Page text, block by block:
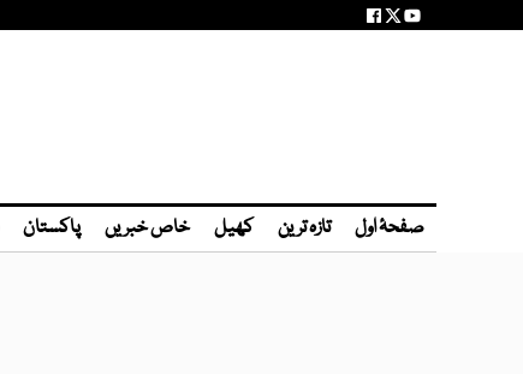
صفحۂ اول تازہ ترین کھیل خاص خبریں پاکستان